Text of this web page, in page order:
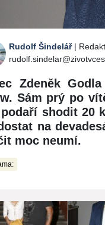
Rudolf Šindelář|
Zdeněk
Sám prý po
shodit 20
na
moc neumí.